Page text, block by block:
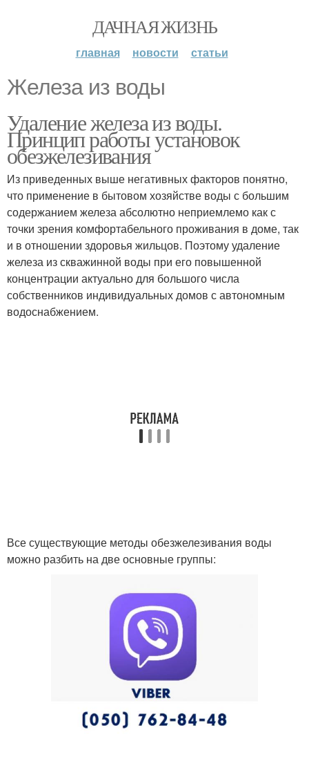
ДАЧНАЯ ЖИЗНЬ
главная новости статьи
Железа из воды
Удаление железа из воды.
Принцип работы установок
обезжелезивания
Из приведенных выше негативных факторов понятно,
что применение в бытовом хозяйстве воды с большим
содержанием железа абсолютно неприемлемо как с
точки зрения комфортабельного проживания в доме, так
и в отношении здоровья жильцов. Поэтому удаление
железа из скважинной воды при его повышенной
концентрации актуально для большого числа
собственников индивидуальных домов с автономным
водоснабжением.
Все существующие методы обезжелезивания воды
можно разбить на две основные группы: